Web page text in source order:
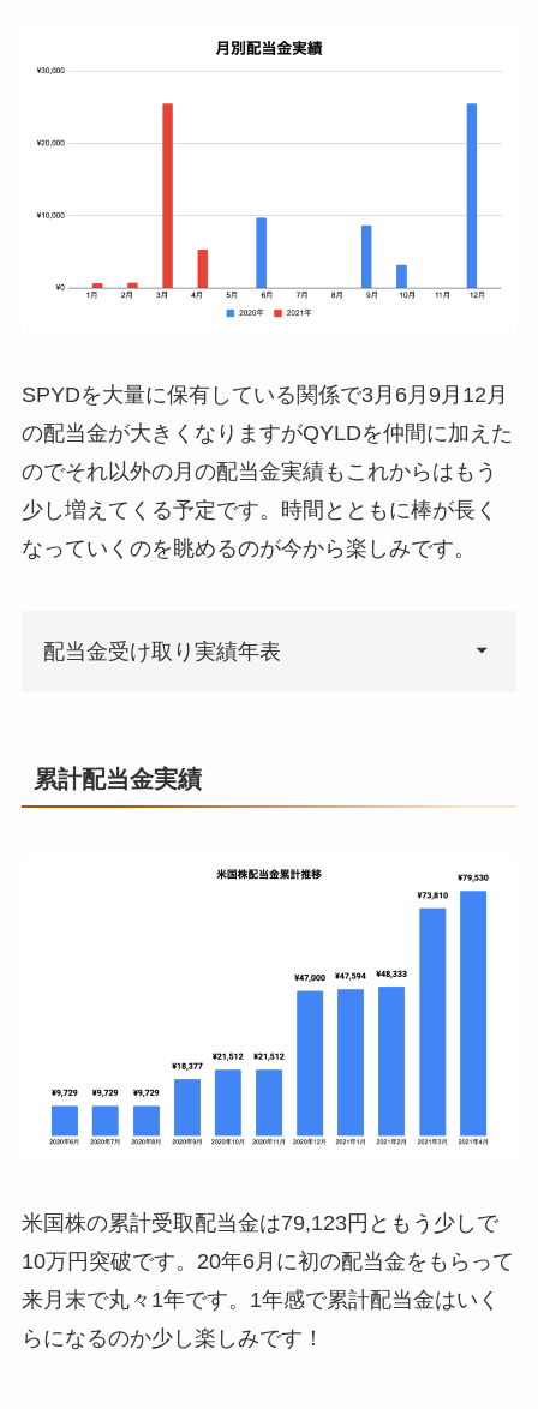
SPYDを大量に保有している関係で3月6月9月12月
の配当金が大きくなりますがQYLDを仲間に加えた
のでそれ以外の月の配当金実績もこれからはもう
少し増えてくる予定です。時間とともに棒が長く
なっていくのを眺めるのが今から楽しみです。
配当金受け取り実績年表
21年1月 ¥594 ¥47,594
¥739
¥5,720 ¥79,530
累計配当金実績
米国株の累計受取配当金は79,123円ともう少しで
10万円突破です。20年6月に初の配当金をもらって
来月末で丸々1年です。1年感で累計配当金はいく
らになるのか少し楽しみです！